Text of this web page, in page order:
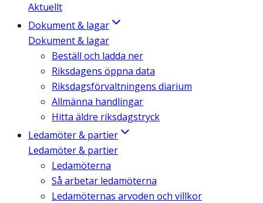
Aktuellt
Dokument & lagar
Dokument & lagar
Beställ och ladda ner
Riksdagens öppna data
Riksdagsförvaltningens diarium
Allmänna handlingar
Hitta äldre riksdagstryck
Ledamöter & partier
Ledamöter & partier
Ledamöterna
Så arbetar ledamöterna
Ledamöternas arvoden och villkor